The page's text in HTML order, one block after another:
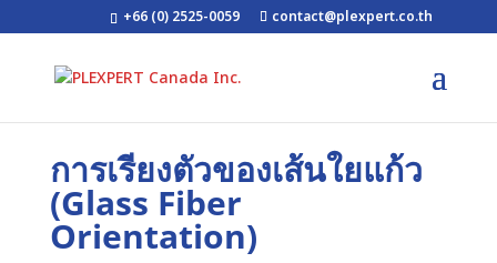
+66 (0) 2525-0059 contact@plexpert.co.th
การเรียงตัวของเส้นใยแก้ว
(Glass Fiber
Orientation)